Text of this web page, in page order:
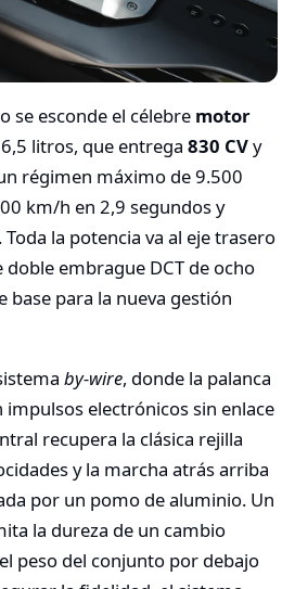
se esconde el célebre motor
litros, que entrega 830 CVy
régimen máximo de 9.500
km/h en 2,9 segundos y
la potencia va al eje trasero
doble embrague DCT de ocho
base para la nueva gestión
by-wire, donde la palanca
impulsos electrónicos sin enlace
recupera la clásica rejilla
y la marcha atrás arriba
por un pomo de aluminio. Un
la dureza de un cambio
peso del conjunto por debajo